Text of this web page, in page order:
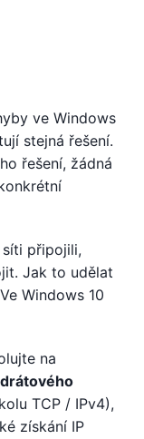
ve Windows
stejná řešení.
řešení, žádná
připojili,
Jak to udělat
Windows 10
na
TCP / IPv4),
získání IP